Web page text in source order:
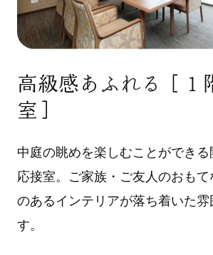
高級感あふれる［１
室］
中庭の眺めを楽しむことができ
応接室。ご家族・ご友人のおも
のあるインテリアが落ち着いた雰
す。